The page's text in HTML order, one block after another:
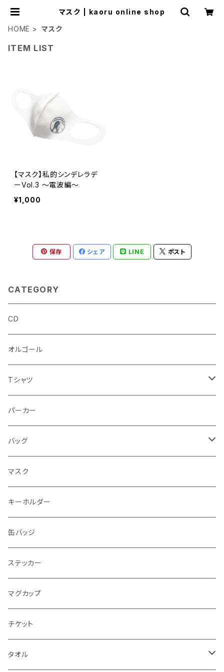
マスク | kaoru online shop
HOME
マスク
ITEM LIST
【マスク】私的シンデレラデ
ーVol.3 〜電波編〜
¥1,000
保存 シェア LINE ポスト
CATEGORY
CD
オルゴール
Tシャツ
半袖Tシャツ
長袖Tシャツ
パーカー
バッグ
エコバッグ
トートバッグ
マスク
キーホルダー
缶バッジ
ステッカー
マグカップ
チケット
タオル